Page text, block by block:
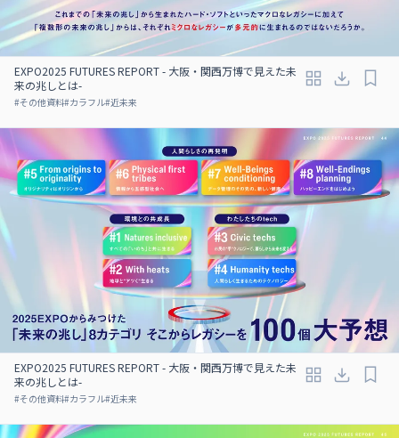
EXPO2025 FUTURES REPORT - 大阪・関西万博で見えた未
来の兆しとは-
#その他資料#カラフル#近未来
EXPO2025 FUTURES REPORT - 大阪・関西万博で見えた未
来の兆しとは-
#その他資料#カラフル#近未来